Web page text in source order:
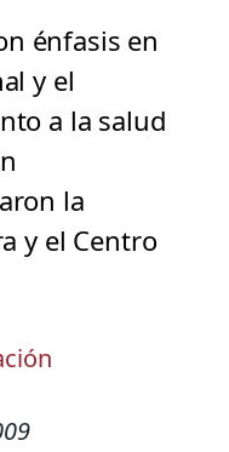
énfasis en
y el
a la salud
la
y el Centro